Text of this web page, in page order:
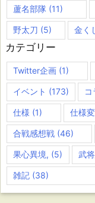
蘆名部隊 (11)
野太刀 (5) 金く
カテゴリー
Twitter企画 (1)
イベント (173) コ
仕様 (1) 仕様
合戦感想戦 (46)
果心異境, (5) 武
雑記 (38)